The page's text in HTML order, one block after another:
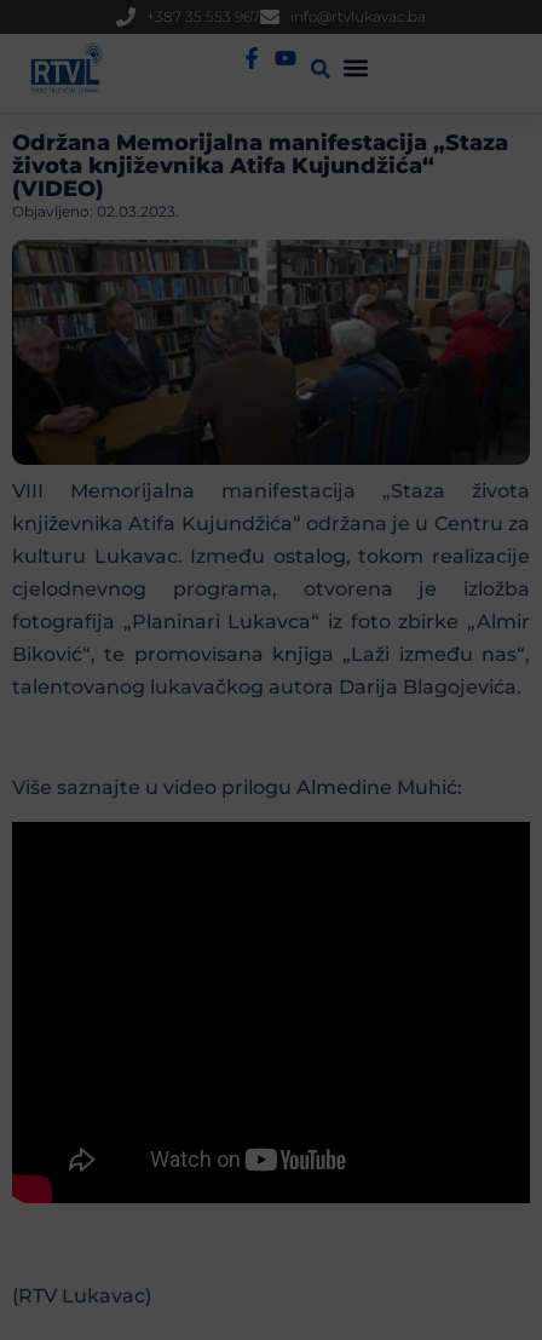
+387 35 553 967 info@rtvlukavac.ba
Održana Memorijalna manifestacija „Staza
života književnika Atifa Kujundžića“
(VIDEO)
Objavljeno: 02.03.2023.
VIII Memorijalna manifestacija „Staza života
književnika Atifa Kujundžića“ održana je u Centru za
kulturu Lukavac. Između ostalog, tokom realizacije
cjelodnevnog programa, otvorena je izložba
fotografija „Planinari Lukavca“ iz foto zbirke „Almir
Biković“, te promovisana knjiga „Laži između nas“,
talentovanog lukavačkog autora Darija Blagojevića.
Više saznajte u video prilogu Almedine Muhić:
(RTV Lukavac)